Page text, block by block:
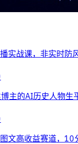
实战课，非实时
主的AI历史人物生
文高收益赛道，